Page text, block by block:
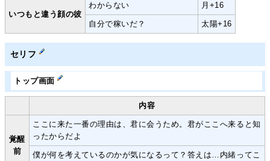
いつもと違う顔の彼
わからない 月+16
自分で稼いだ？ 太陽+16
セリフ
トップ画面
内容
覚醒
前
ここに来た一番の理由は、君に会うため。君がここへ来ると知
ったからだよ
僕が何を考えているのかが気になるって？答えは…内緒ってこ